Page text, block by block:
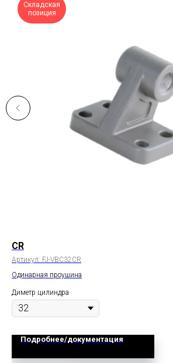
Складская
позиция
CR
Артикул: FJ-VBC32CR
Одинарная проушина
Диметр цилиндра
Подробнее/документация